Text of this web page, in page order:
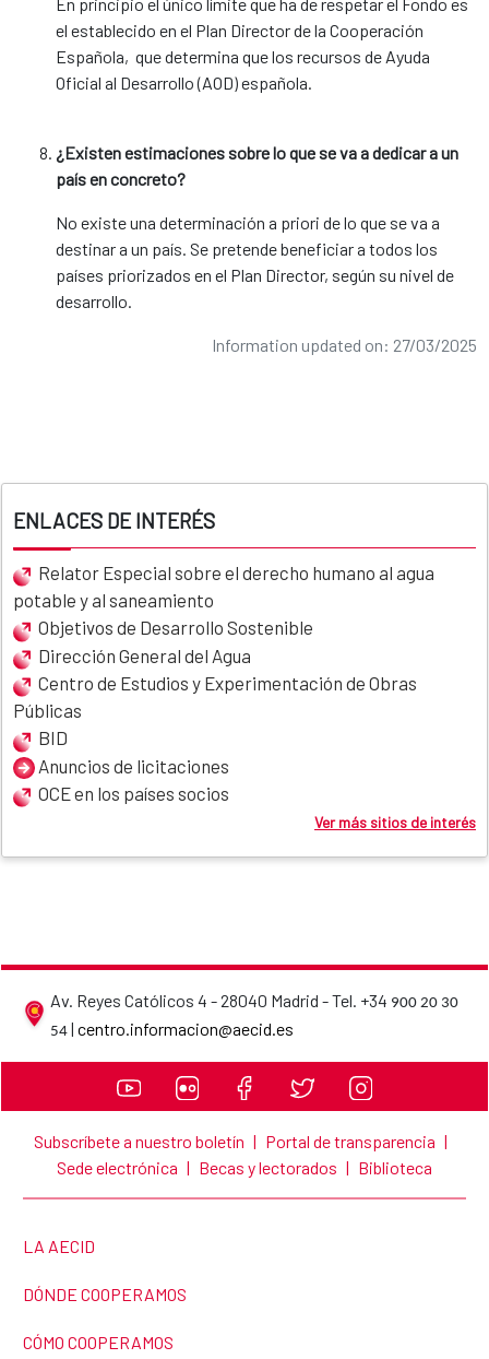
el establecido en el Plan Director de la Cooperación
Española, que determina que los recursos de Ayuda
Oficial al Desarrollo (AOD) española.
¿Existen estimaciones sobre lo que se va a dedicar a un
país en concreto?
No existe una determinación a priori de lo que se va a
destinar a un país. Se pretende beneficiar a todos los
países priorizados en el Plan Director, según su nivel de
desarrollo.
Information updated on: 27/03/2025
ENLACES DE INTERÉS
Relator Especial sobre el derecho humano al agua
potable y al saneamiento
Objetivos de Desarrollo Sostenible
Dirección General del Agua
Centro de Estudios y Experimentación de Obras
Públicas
BID
Anuncios de licitaciones
OCE en los países socios
Ver más sitios de interés
Av. Reyes Católicos 4 - 28040 Madrid - Tel. +34 900 20 30
54 | centro.informacion@aecid.esAECID contact details
Subscríbete a nuestro boletín | Portal de transparencia |
Sede electrónica | Becas y lectorados | Biblioteca
LINK TO THE WEBSITE:
LA AECID
LINK TO THE WEBSITE:
DÓNDE COOPERAMOS
LINK TO THE WEBSITE:
CÓMO COOPERAMOS